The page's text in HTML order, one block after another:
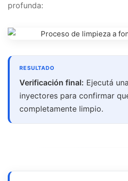
profunda:
Verificación final: Ejecutá
inyectores para confirmar
completamente limpio.